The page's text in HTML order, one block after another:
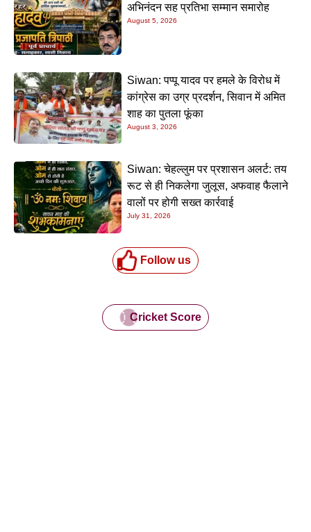
अभिनंदन सह प्रतिभा सम्मान समारोह
August 5, 2026
Siwan: पप्पू यादव पर हमले के विरोध में
कांग्रेस का उग्र प्रदर्शन, सिवान में अमित
शाह का पुतला फूंका
August 3, 2026
Siwan: चेहल्लुम पर प्रशासन अलर्ट: तय
रूट से ही निकलेगा जुलूस, अफवाह फैलाने
वालों पर होगी सख्त कार्रवाई
July 31, 2026
Follow us
Cricket Score